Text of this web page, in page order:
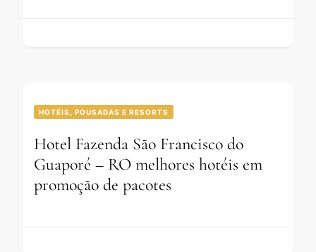
HOTÉIS, POUSADAS E RESORTS
Hotel Fazenda São Francisco do
Guaporé – RO melhores hotéis em
promoção de pacotes